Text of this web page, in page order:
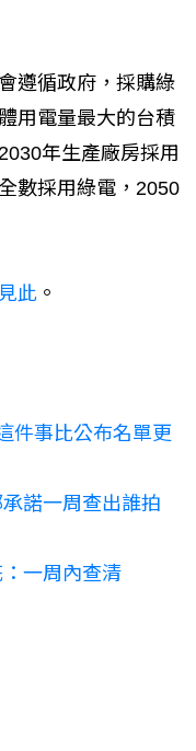
遵循政府，採購綠
用電量最大的台積
年生產廠房採用
數採用綠電，2050
此 。
件事比公布名單更
諾一周查出誰拍
一周內查清